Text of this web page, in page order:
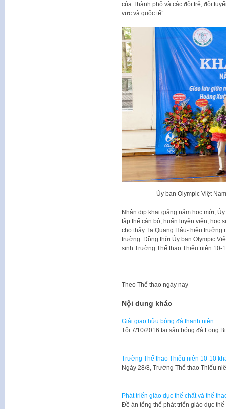
của Thành phố và các đội trẻ, đội
vực và quốc tế”.
Ủy ban Olympic Việt
Nhân dịp khai giảng năm học mới,
tập thể cán bộ, huấn luyện viên, học
cho thầy Tạ Quang Hậu- hiệu
trường. Đồng thời Ủy ban Olympic
sinh Trường Thể thao Thiếu niên 10-
Theo Thể thao ngày nay
Nội dung khác
Giải giao hữu bóng đá thanh niên
Tối 7/10/2016 tại sân bóng đá Long
Trường Thể thao Thiếu niên 10-10
Ngày 28/8, Trường Thể thao Thiếu
Phát triển giáo dục thể chất và thể
Đề án tổng thể phát triển giáo dục